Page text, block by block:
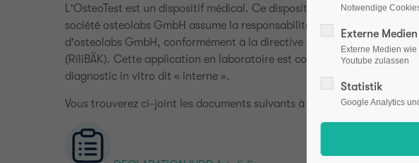
L'OsteoTest est un dispositif médical. Ce dispositif médical a été
société osteolabs GmbH assume la responsabilité conformément à
d'osteolabs GmbH, conformément à la directive de l'Ordre fédéral
(RiliBÄK). Cette application en laboratoire est conforme aux
diagnostic in vitro dit « interne ».
Vous trouverez ci-joint les documents suivants à télécharger:
Notwendige
Externe Medien
Externe Medien
Youtube zulassen
Statistik
Google Analytics